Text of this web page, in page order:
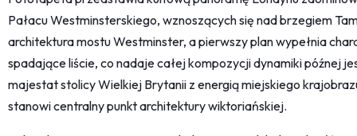
Pałacu Westminsterskiego, wznoszących się nad brzegiem
architektura mostu Westminster, a pierwszy plan wypełnia
spadające liście, co nadaje całej kompozycji dynamiki późnej
majestat stolicy Wielkiej Brytanii z energią miejskiego
stanowi centralny punkt architektury wiktoriańskiej.